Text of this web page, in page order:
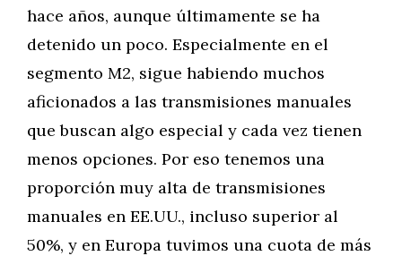
hace años, aunque últimamente se ha
detenido un poco. Especialmente en el
segmento M2, sigue habiendo muchos
aficionados a las transmisiones manuales
que buscan algo especial y cada vez tienen
menos opciones. Por eso tenemos una
proporción muy alta de transmisiones
manuales en EE.UU., incluso superior al
50%, y en Europa tuvimos una cuota de más